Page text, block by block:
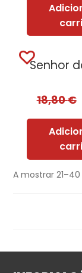
Senhor
18,80€
A mostrar